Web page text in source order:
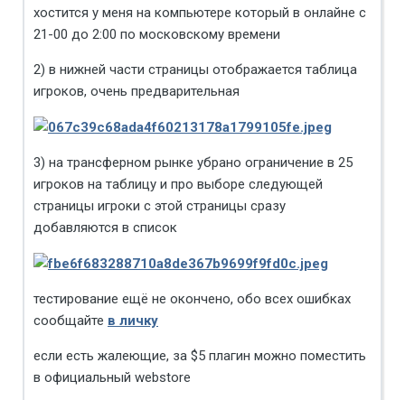
хостится у меня на компьютере который в онлайне с
21-00 до 2:00 по московскому времени
2) в нижней части страницы отображается таблица
игроков, очень предварительная
3) на трансферном рынке убрано ограничение в 25
игроков на таблицу и про выборе следующей
страницы игроки с этой страницы сразу
добавляются в список
тестирование ещё не окончено, обо всех ошибках
сообщайте в личку
если есть жалеющие, за $5 плагин можно поместить
в официальный webstore